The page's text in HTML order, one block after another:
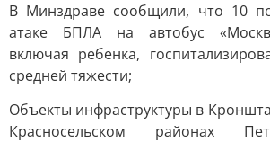
В Минздраве сообщили, что 10
атаке БПЛА на автобус
включая ребенка,
средней тяжести;
Объекты инфраструктуры в
Красносельском районах